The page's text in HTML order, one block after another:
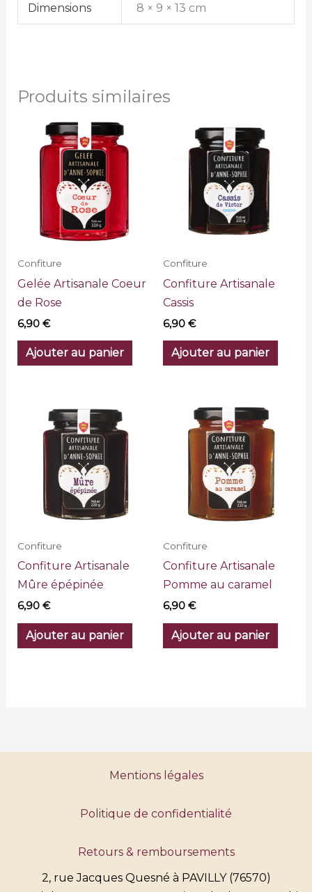
Dimensions 8 × 9 × 13 cm
Produits similaires
Confiture
Gelée Artisanale Coeur
de Rose
6,90 €
Ajouter au panier
Confiture
Confiture Artisanale
Cassis
6,90 €
Ajouter au panier
Confiture
Confiture Artisanale
Mûre épépinée
6,90 €
Ajouter au panier
Confiture
Confiture Artisanale
Pomme au caramel
6,90 €
Ajouter au panier
Mentions légales
Politique de confidentialité
Retours & remboursements
2, rue Jacques Quesné à PAVILLY (76570)